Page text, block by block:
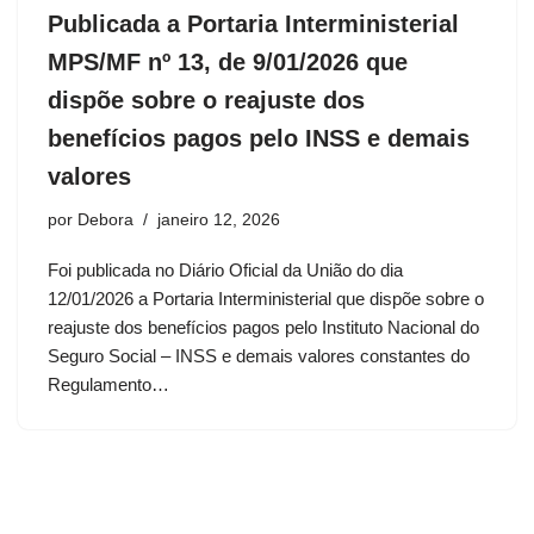
Publicada a Portaria Interministerial
MPS/MF nº 13, de 9/01/2026 que
dispõe sobre o reajuste dos
benefícios pagos pelo INSS e demais
valores
por Debora janeiro 12, 2026
Foi publicada no Diário Oficial da União do dia
12/01/2026 a Portaria Interministerial que dispõe sobre o
reajuste dos benefícios pagos pelo Instituto Nacional do
Seguro Social – INSS e demais valores constantes do
Regulamento…